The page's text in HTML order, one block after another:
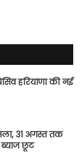
हरियाणा की नई
31 अगस्त तक
ब्याज छूट